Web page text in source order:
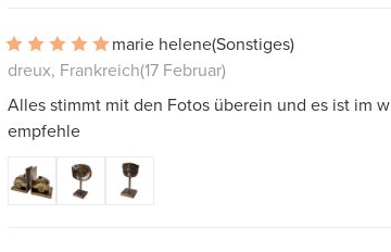
marie helene(Sonstiges)
dreux, Frankreich(17 Februar)
Alles stimmt mit den Fotos überein und es ist im
empfehle